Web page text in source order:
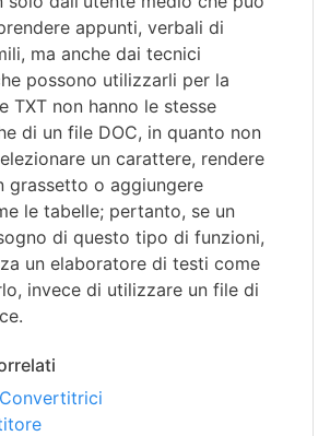
appunti, verbali di
ma anche dai tecnici
possono utilizzarli per la
TXT non hanno le stesse
di un file DOC, in quanto non
un carattere, rendere
grassetto o aggiungere
le tabelle; pertanto, se un
di questo tipo di funzioni,
un elaboratore di testi come
invece di utilizzare un file di